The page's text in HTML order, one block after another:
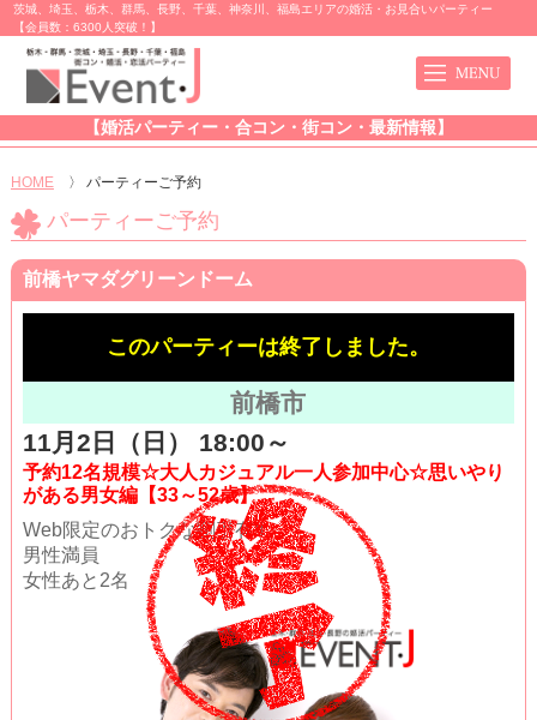
茨城、埼玉、栃木、群馬、長野、千葉、神奈川、福島エリアの婚活・お見合いパーティー
【会員数：6300人突破！】
【婚活パーティー・合コン・街コン・最新情報】
HOME 〉 パーティーご予約
パーティーご予約
前橋ヤマダグリーンドーム
このパーティーは終了しました。
前橋市
11月2日（日） 18:00～
予約12名規模☆大人カジュアル一人参加中心☆思いやり
がある男女編【33～52歳】
Web限定のおトクな割引有!!
男性満員
女性あと2名